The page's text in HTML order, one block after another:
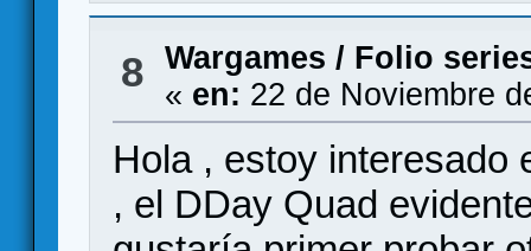
8 Wargames / Folio
« en: 22 de Noviembre
Hola , estoy interesado
, el DDay Quad